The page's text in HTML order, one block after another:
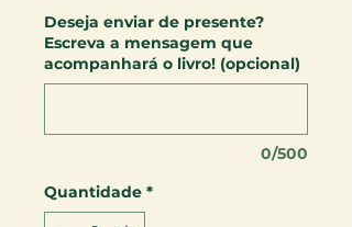
Deseja enviar de presente?
Escreva a mensagem que
acompanhará o livro! (opcional)
0/500
Quantidade *